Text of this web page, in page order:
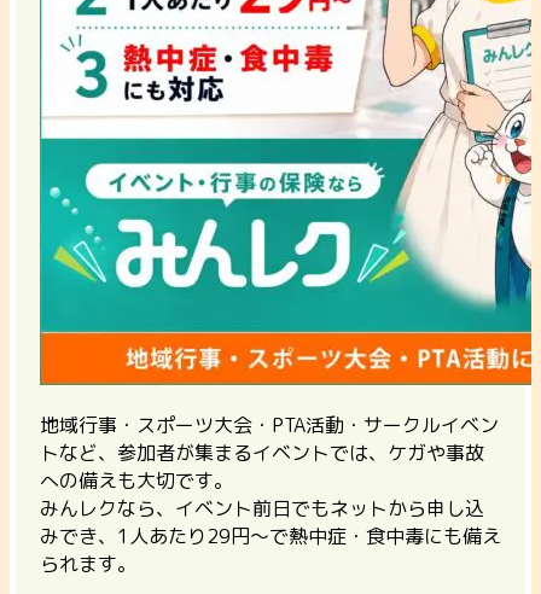
地域行事・スポーツ大会・PTA活動・サークルイベン
トなど、参加者が集まるイベントでは、ケガや事故
への備えも大切です。
みんレクなら、イベント前日でもネットから申し込
みでき、1人あたり29円〜で熱中症・食中毒にも備え
られます。